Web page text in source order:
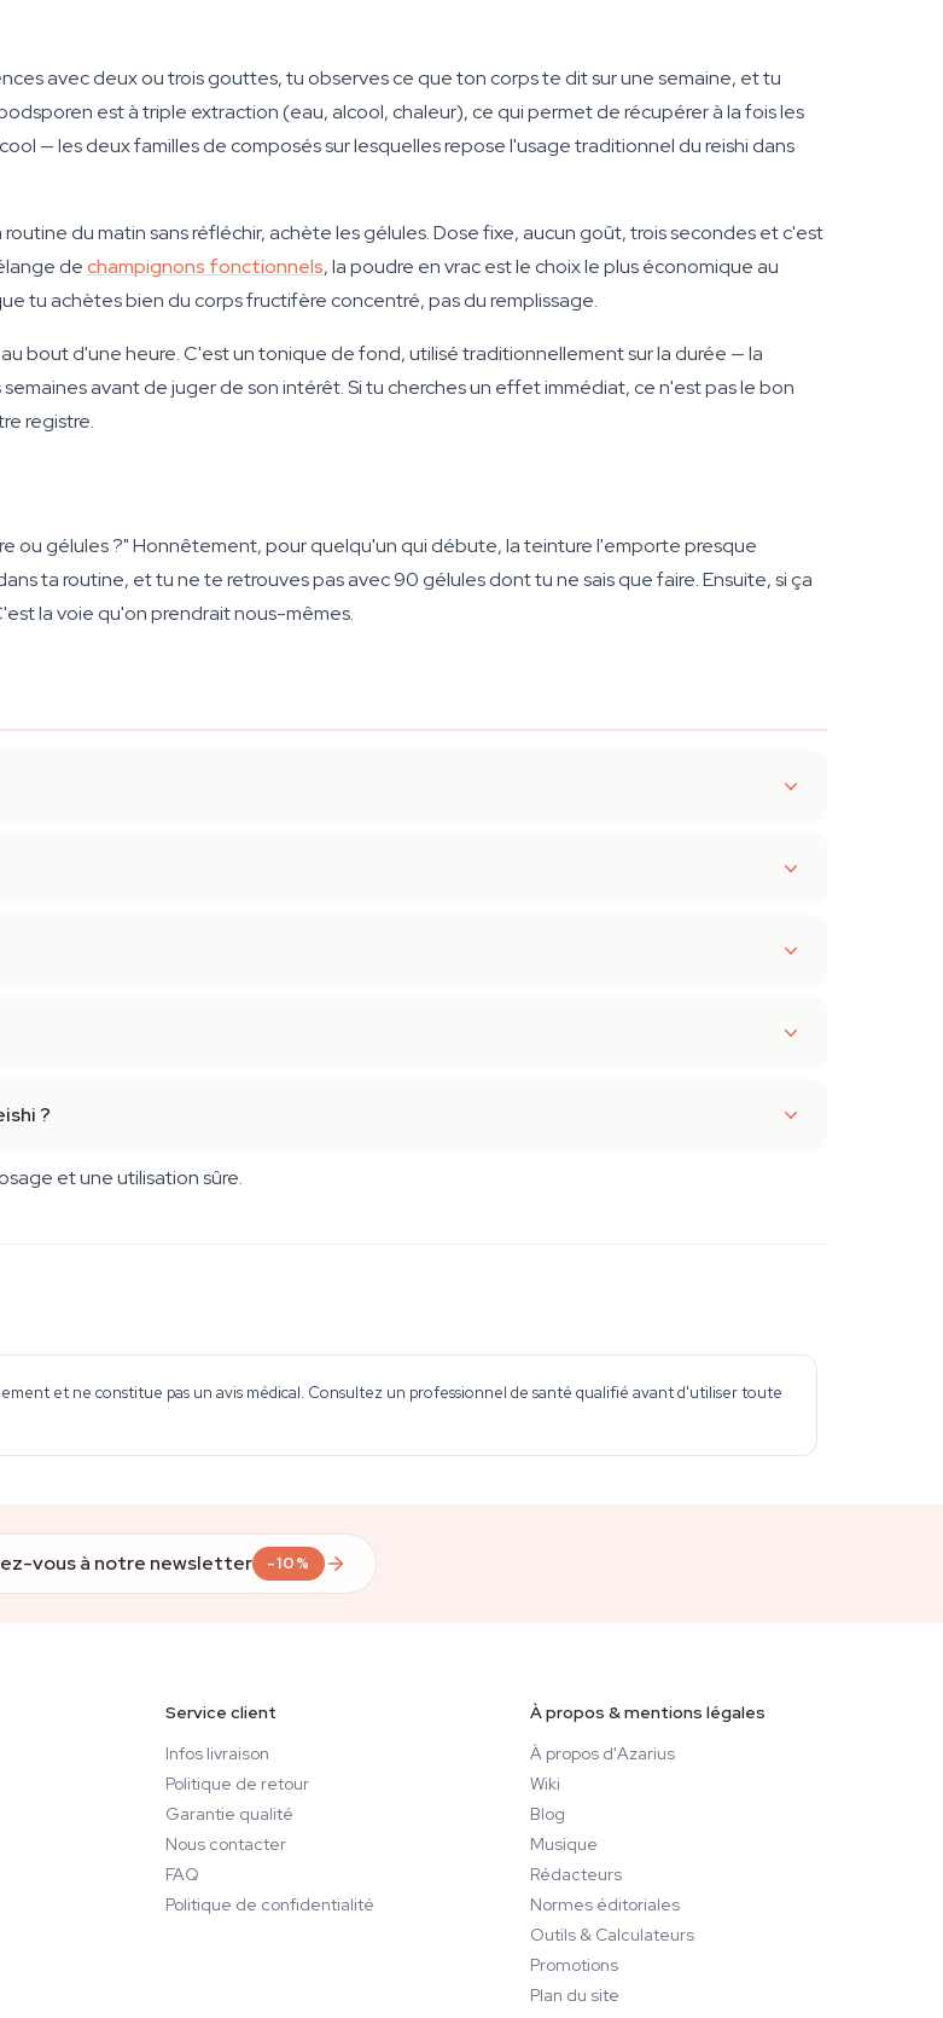
avec deux ou trois gouttes, tu observes ce que ton corps te dit sur une semaine, et tu
est à triple extraction (eau, alcool, chaleur), ce qui permet de récupérer à la fois les
— les deux familles de composés sur lesquelles repose l'usage traditionnel du reishi dans
du matin sans réfléchir, achète les gélules. Dose fixe, aucun goût, trois secondes et c'est
dechampignons fonctionnels, la poudre en vrac est le choix le plus économique au
tu achètes bien du corps fructifère concentré, pas du remplissage.
bout d'une heure. C'est un tonique de fond, utilisé traditionnellement sur la durée — la
avant de juger de son intérêt. Si tu cherches un effet immédiat, ce n'est pas le bon
registre.
ou gélules ?" Honnêtement, pour quelqu'un qui débute, la teinture l'emporte presque
ta routine, et tu ne te retrouves pas avec 90 gélules dont tu ne sais que faire. Ensuite, si ça
la voie qu'on prendrait nous-mêmes.
?
et une utilisation sûre.
et ne constitue pas un avis médical. Consultez un professionnel de santé qualifié avant d'utiliser toute
vous à notre newsletter -10%
Service client
Infos livraison
Politique de retour
Garantie qualité
Nous contacter
FAQ
Politique de confidentialité
À propos & mentions légales
À propos d'Azarius
Wiki
Blog
Musique
Rédacteurs
Normes éditoriales
Outils & Calculateurs
Promotions
Plan du site